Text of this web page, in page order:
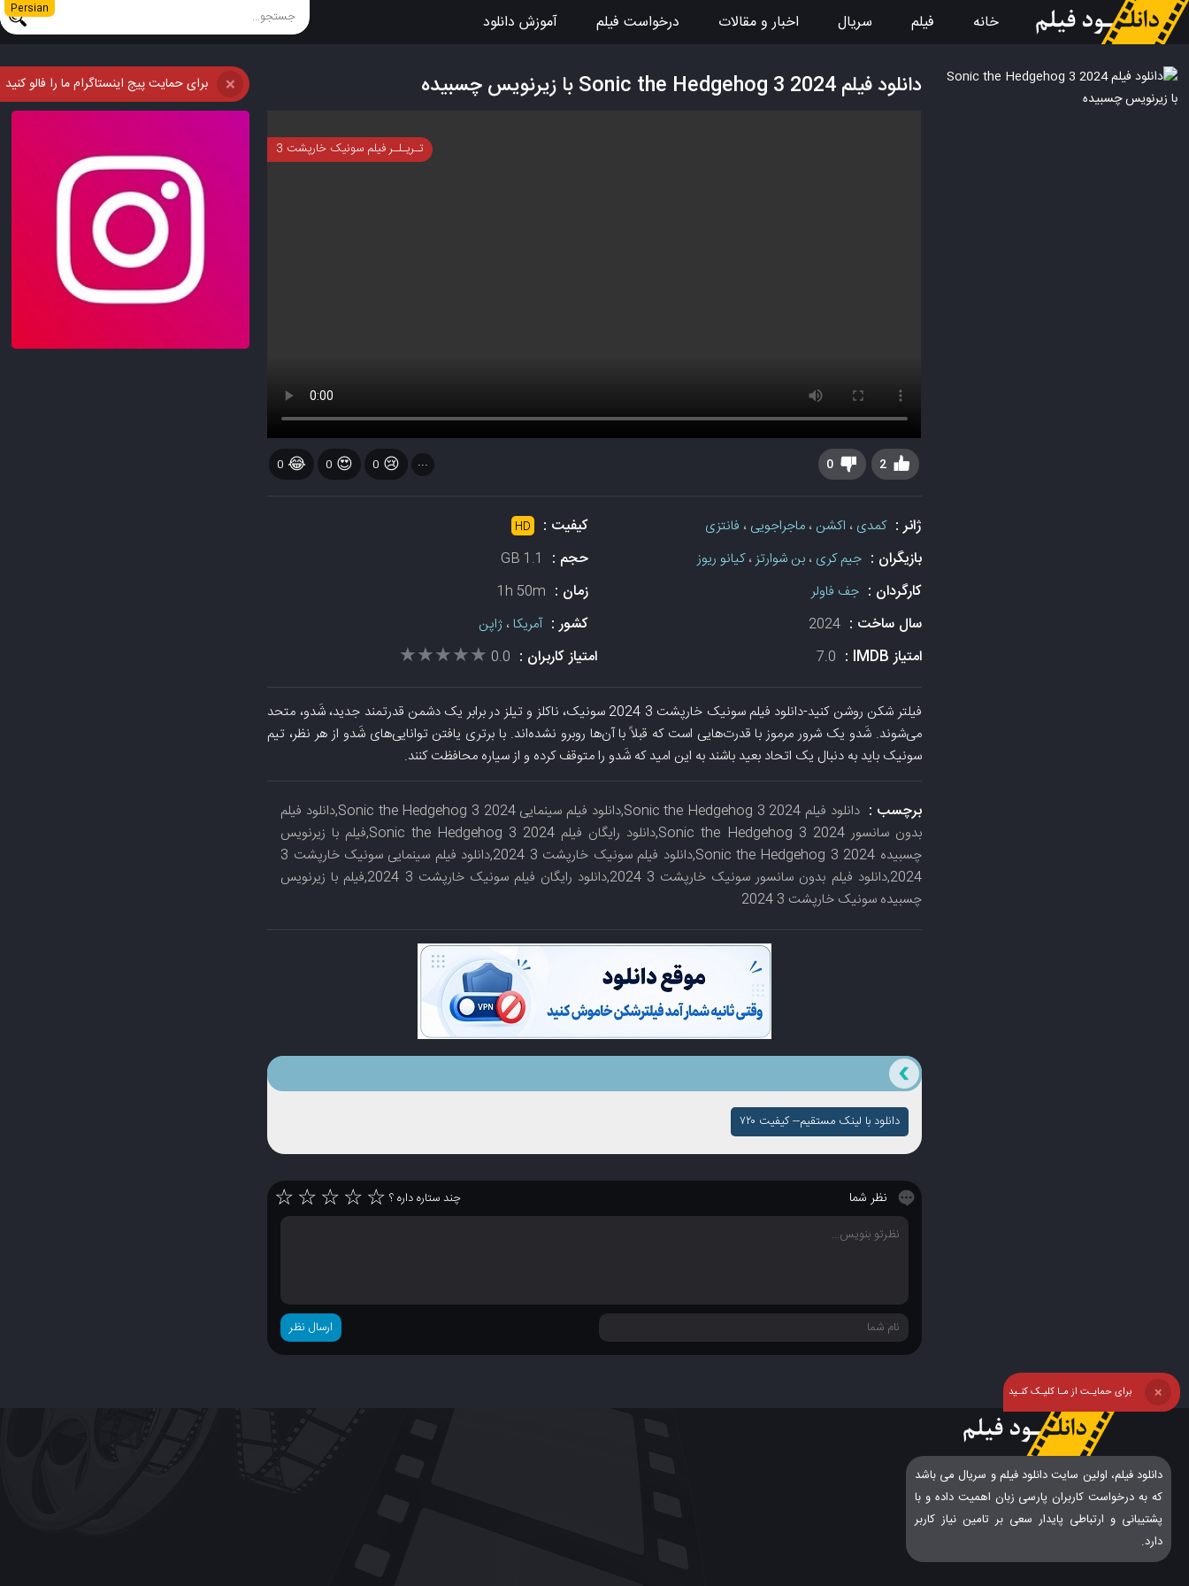
Persian
خانه فیلم سریال اخبار و مقالات درخواست فیلم آموزش دانلود
برای حمایت پیج اینستاگرام ما را فالو کنید ❌ دانلود فیلم Sonic the Hedgehog 3 2024 با زیرنویس چسبیده
تـریـلـر فیلم سونیک خارپشت 3
2
0
😂
0 😍
0 😢
0 ...
ژانر :کمدی ، اکشن ،ماجراجویی ، فانتزی کیفیت : HD
بازیگران :جیم کری ،بن شوارتز ،کیانو ریوز حجم : 1.1 GB
کارگردان :جف فاولر زمان : 1h 50m
سال ساخت :2024 کشور :آمریکا،ژاپن
امتیاز IMDB : 7.0 امتیاز کاربران : 0.0
★★★★★
★★★★★
فیلتر شکن روشن کنید-دانلود فیلم سونیک خارپشت 3 2024 سونیک، ناکلز و تیلز در برابر یک دشمن قدرتمند جدید، شَدو، متحد
می‌شوند. شَدو یک شرور مرموز با قدرت‌هایی است که قبلاً با آن‌ها روبرو نشده‌اند. با برتری یافتن توانایی‌های شَدو از هر نظر، تیم
سونیک باید به دنبال یک اتحاد بعید باشند به این امید که شَدو را متوقف کرده و از سیاره محافظت کنند.
برچسب :
دانلود فیلم Sonic the Hedgehog 3 2024,دانلود فیلم سینمایی Sonic the Hedgehog 3 2024,دانلود فیلم
بدون سانسور Sonic the Hedgehog 3 2024,دانلود رایگان فیلم Sonic the Hedgehog 3 2024,فیلم با زیرنویس
چسبیده Sonic the Hedgehog 3 2024,دانلود فیلم سونیک خارپشت 3 2024,دانلود فیلم سینمایی سونیک خارپشت 3
2024,دانلود فیلم بدون سانسور سونیک خارپشت 3 2024,دانلود رایگان فیلم سونیک خارپشت 3 2024,فیلم با زیرنویس
چسبیده سونیک خارپشت 3 2024
دانلود با لینک مستقیم-- کیفیت ۷۲۰
نظر شما چند ستاره داره ؟ ☆
☆
☆
☆
☆
دانلود فیلم، اولین سایت دانلود فیلم و سریال می باشد
که به درخواست کاربران پارسی زبان اهمیت داده و با
پشتیبانی و ارتباطی پایدار سعی بر تامین نیاز کاربر
دارد.
برای حمایـت از مـا کلیـک کنـید ❌